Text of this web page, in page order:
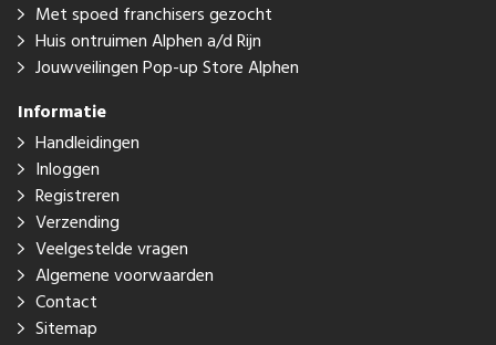
Met spoed franchisers gezocht
Huis ontruimen Alphen a/d Rijn
Jouwveilingen Pop-up Store Alphen
Informatie
Handleidingen
Inloggen
Registreren
Verzending
Veelgestelde vragen
Algemene voorwaarden
Contact
Sitemap